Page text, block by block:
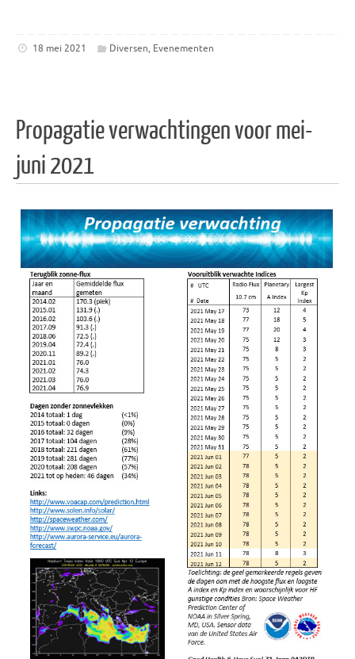
18 mei 2021 Diversen, Evenementen
Propagatie verwachtingen voor mei-
juni 2021